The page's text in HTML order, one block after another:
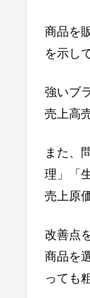
商品を
を示し
強いブ
売上高
また、
理」「
売上原
改善点
商品を
っても